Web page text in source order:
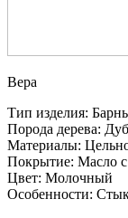
Вера
Тип изделия:
Порода дерева: Дуб
Материалы:
Покрытие: Масло
Цвет: Молочный
Особенности: